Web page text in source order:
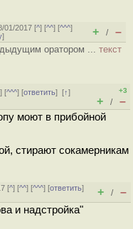
01/2017 [^] [^^] [^^^]
] + / –
оратором ... текст
] [^^^] [ответить][↑]
+3
+ / –
моют в прибойной
стирают сокамерникам
[^] [^^] [^^^] [ответить]
+ / –
и надстройка"